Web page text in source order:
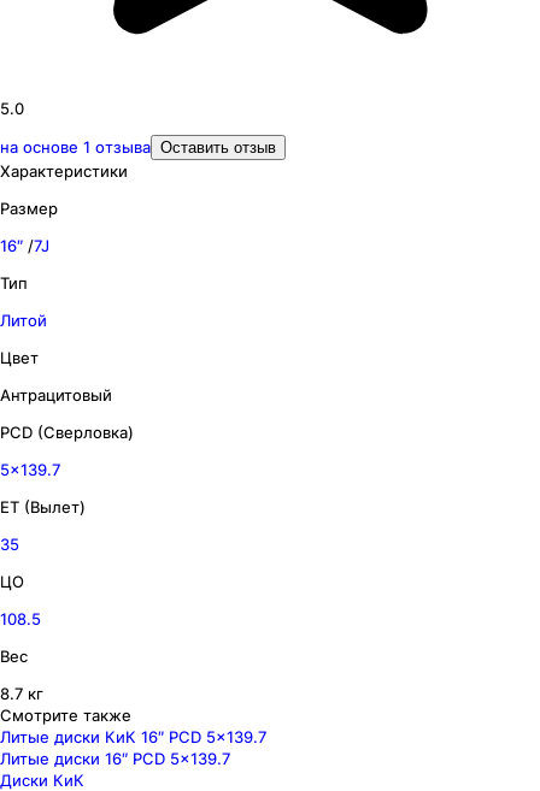
5.0
на основе 1 отзыва Оставить отзыв
Характеристики
Размер
16″ /7J
Тип
Литой
Цвет
Антрацитовый
PCD (Сверловка)
5x139.7
ET (Вылет)
35
ЦО
108.5
Вес
8.7 кг
Смотрите также
Литые диски КиК 16″ PCD 5x139.7
Литые диски 16″ PCD 5x139.7
Диски КиК